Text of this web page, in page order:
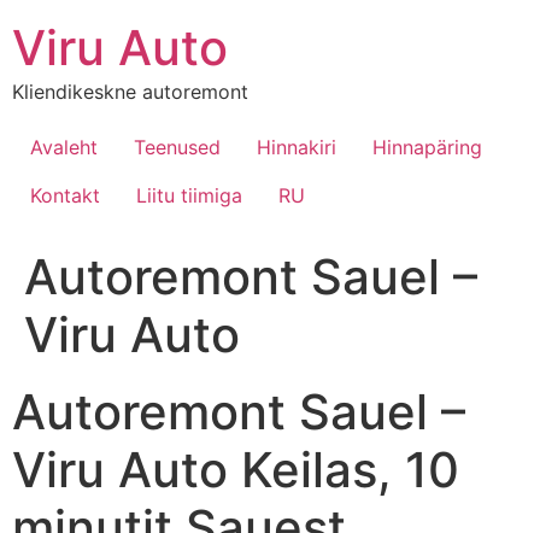
Viru Auto
Kliendikeskne autoremont
Avaleht Teenused Hinnakiri
Hinnapäring
Kontakt
Liitu tiimiga RU
Autoremont Sauel –
Viru Auto
Autoremont Sauel –
Viru Auto Keilas, 10